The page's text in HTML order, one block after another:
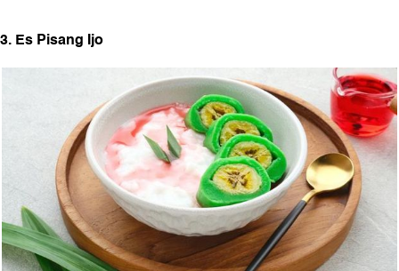
3. Es Pisang Ijo